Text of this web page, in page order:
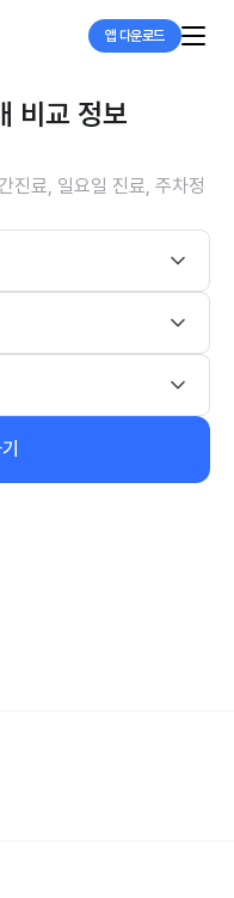
앱 다운로드
비교 정보
진료, 일요일 진료, 주차정